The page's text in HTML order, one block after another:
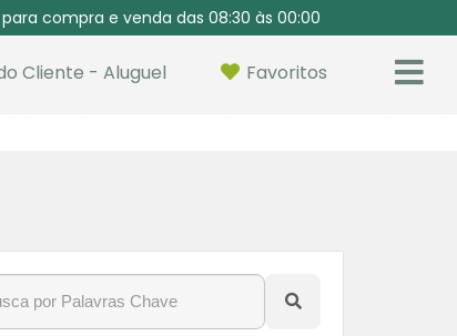
compra e venda das 08:30 às 00:00
Cliente - Aluguel Favoritos